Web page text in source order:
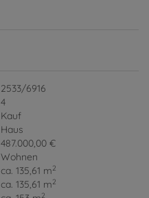
2533/6916
4
Kauf
Haus
487.000,00 €
Wohnen
ca. 135,61 m2
ca. 135,61 m2
2